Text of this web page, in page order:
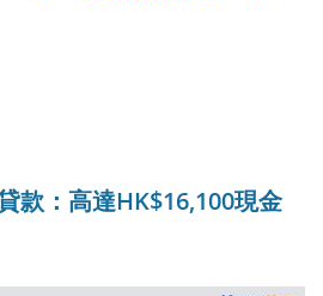
款：高達HK$16,100現金